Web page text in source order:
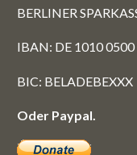
BERLINER
IBAN: DE 1010
BIC: BELADEBEXXX
Oder Paypal.